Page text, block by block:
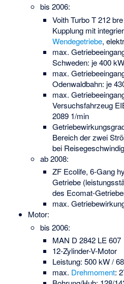
bis 2006:
Voith Turbo T 212
Kupplung mit
Wendegetriebe,
max.
Schweden: je 400
max.
Odenwaldbahn: je
max.
Versuchsfahrzeug
2089 1/min
Bereich der zwei
bei
ab 2008:
ZF Ecolife, 6-Gang
Getriebe
des Ecomat-
max.
Motor:
bis 2006:
MAN D 2842 LE 607
12-Zylinder-V-Motor
Leistung: 500 kW /
max. Drehmoment: